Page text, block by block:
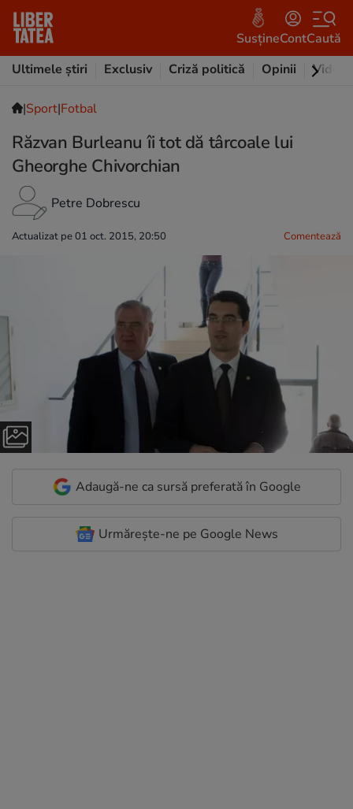
SusțineContCaută
Ultimele știri
Exclusiv Criză politică Opinii Video
|Sport|Fotbal
Răzvan Burleanu îi tot dă târcoale lui
Gheorghe Chivorchian
Petre Dobrescu
Actualizat pe 01 oct. 2015, 20:50 Comentează
Adaugă-ne ca sursă preferată în Google
Urmărește-ne pe Google News